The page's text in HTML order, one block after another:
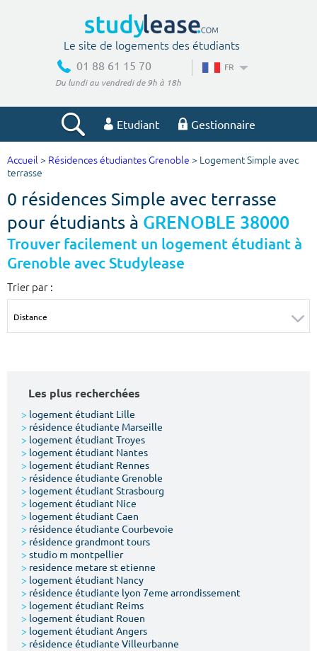
Le site de logements des étudiants
01 88 61 15 70
Du lundi au vendredi de 9h à 18h
FR
Etudiant Gestionnaire
Votre recherche
Ville, école
Budget min
€
Budget max
€
Surface min Surface max
Type de location
Votre date d'entrée
Chercher
Accueil > Résidences étudiantes Grenoble > Logement Simple avec
terrasse
0 résidences Simple avec terrasse
pour étudiants à GRENOBLE 38000
Trouver facilement un logement étudiant à
Grenoble avec Studylease
Trier par :
Les plus recherchées
> logement étudiant Lille
> résidence étudiante Marseille
> logement étudiant Troyes
> logement étudiant Nantes
> logement étudiant Rennes
> résidence étudiante Grenoble
> logement étudiant Strasbourg
> logement étudiant Nice
> logement étudiant Caen
> résidence étudiante Courbevoie
> résidence grandmont tours
> studio m montpellier
> residence metare st etienne
> logement étudiant Nancy
> résidence étudiante lyon 7eme arrondissement
> logement étudiant Reims
> logement étudiant Rouen
> logement étudiant Angers
> résidence étudiante Villeurbanne